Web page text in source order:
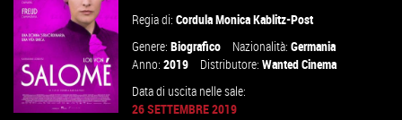
VAI ALLA SCHEDA Regia di:Cordula Monica Kablitz-Post
Genere:Biografico Nazionalità:Germania
Anno:2019 Distributore:Wanted Cinema
Data di uscita nelle sale:
26 SETTEMBRE 2019